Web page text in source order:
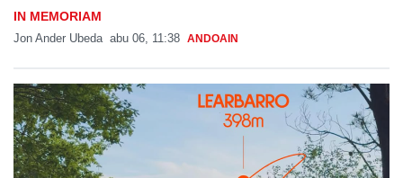
IN MEMORIAM
Jon Ander Ubeda abu 06, 11:38 ANDOAIN